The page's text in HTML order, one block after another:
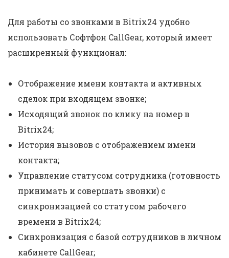
Для работы со звонками в Bitrix24 удобно
использовать Софтфон CallGear, который имеет
расширенный функционал:
Отображение имени контакта и активных
сделок при входящем звонке;
Исходящий звонок по клику на номер в
Bitrix24;
История вызовов с отображением имени
контакта;
Управление статусом сотрудника (готовность
принимать и совершать звонки) с
синхронизацией со статусом рабочего
времени в Bitrix24;
Синхронизация с базой сотрудников в личном
кабинете CallGear;